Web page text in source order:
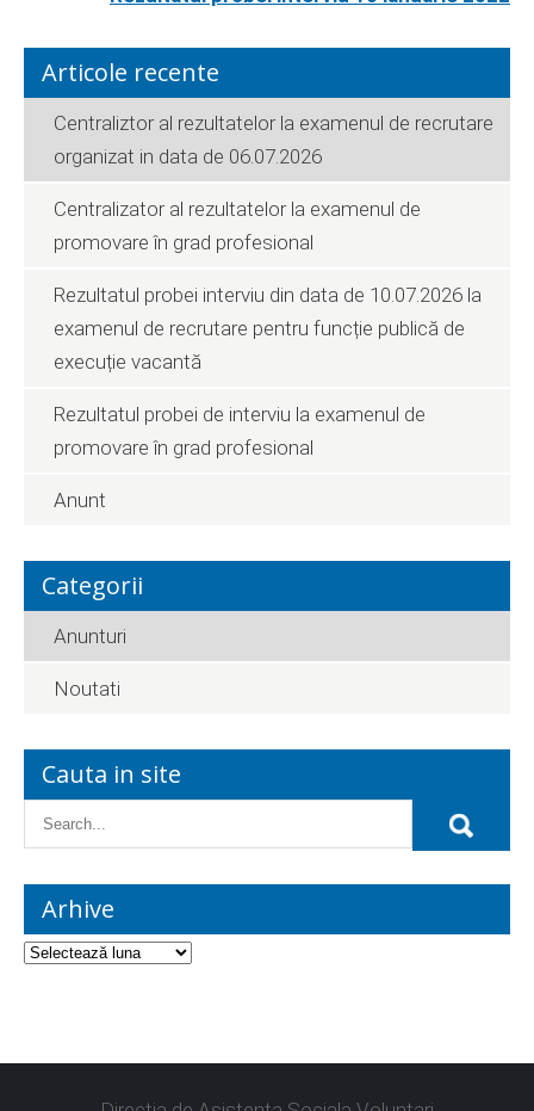
Articole recente
Centraliztor al rezultatelor la examenul de recrutare
organizat in data de 06.07.2026
Centralizator al rezultatelor la examenul de
promovare în grad profesional
Rezultatul probei interviu din data de 10.07.2026 la
examenul de recrutare pentru funcție publică de
execuție vacantă
Rezultatul probei de interviu la examenul de
promovare în grad profesional
Anunt
Categorii
Anunturi
Noutati
Cauta in site
Arhive